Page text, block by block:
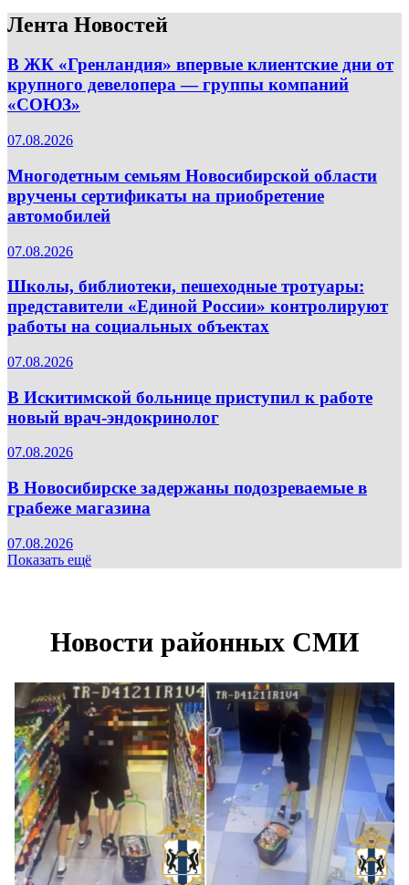
Лента Новостей
В ЖК «Гренландия» впервые клиентские дни от
крупного девелопера — группы компаний
«СОЮЗ»
07.08.2026
Многодетным семьям Новосибирской области
вручены сертификаты на приобретение
автомобилей
07.08.2026
Школы, библиотеки, пешеходные тротуары:
представители «Единой России» контролируют
работы на социальных объектах
07.08.2026
В Искитимской больнице приступил к работе
новый врач-эндокринолог
07.08.2026
В Новосибирске задержаны подозреваемые в
грабеже магазина
07.08.2026
Показать ещё